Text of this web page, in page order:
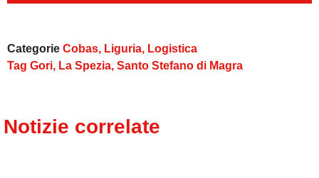
Categorie Cobas, Liguria, Logistica
Tag Gori, La Spezia, Santo Stefano di Magra
Notizie correlate